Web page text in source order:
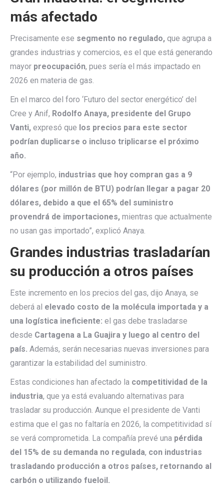
más afectado
Precisamente ese segmento no regulado, que agrupa a
grandes industrias y comercios, es el que está generando
mayor preocupación, pues sería el más impactado en
2026 en materia de gas.
En el marco del foro ‘Futuro del sector energético’ del
Cree y Anif, Rodolfo Anaya, presidente del Grupo
Vanti, expresó que los precios para este sector
podrían duplicarse o incluso triplicarse el próximo
año.
“Por ejemplo, industrias que hoy compran gas a 9
dólares (por millón de BTU) podrían llegar a pagar 20
dólares, debido a que el 65% del suministro
provendrá de importaciones, mientras que actualmente
no usan gas importado”, explicó Anaya.
Grandes industrias trasladarían
su producción a otros países
Este incremento en los precios del gas, dijo Anaya, se
deberá al elevado costo de la molécula importada y a
una logística ineficiente: el gas debe trasladarse
desde Cartagena a La Guajira y luego al centro del
país. Además, serán necesarias nuevas inversiones para
garantizar la estabilidad del suministro.
Estas condiciones han afectado la competitividad de la
industria, que ya está evaluando alternativas para
trasladar su producción. Aunque el presidente de Vanti
estima que el gas no faltaría en 2026, la competitividad sí
se verá comprometida. La compañía prevé una pérdida
del 15% de su demanda no regulada, con industrias
trasladando producción a otros países, retornando al
carbón o utilizando fueloil.